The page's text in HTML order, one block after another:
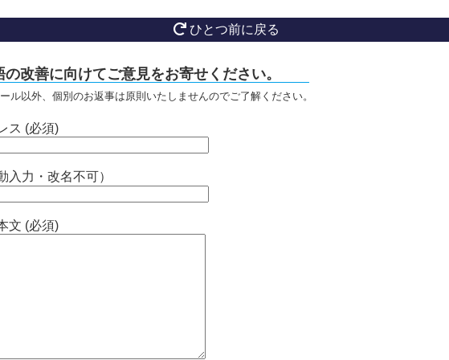
ひとつ前に戻る
の改善に向けてご意見をお寄せください。
ル以外、個別のお返事は原則いたしませんのでご了解ください。
ス (必須)
入力・改名不可）
文 (必須)